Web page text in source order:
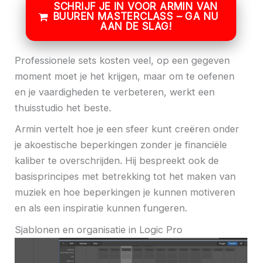
SCHRIJF JE IN VOOR ARMIN VAN
BUUREN MASTERCLASS – GA NU
AAN DE SLAG!
Professionele sets kosten veel, op een gegeven
moment moet je het krijgen, maar om te oefenen
en je vaardigheden te verbeteren, werkt een
thuisstudio het beste.
Armin vertelt hoe je een sfeer kunt creëren onder
je akoestische beperkingen zonder je financiële
kaliber te overschrijden. Hij bespreekt ook de
basisprincipes met betrekking tot het maken van
muziek en hoe beperkingen je kunnen motiveren
en als een inspiratie kunnen fungeren.
Sjablonen en organisatie in Logic Pro